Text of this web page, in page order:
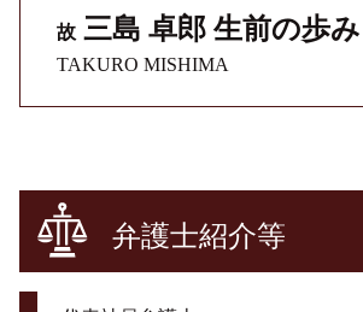
故 三島 卓郎 生前の歩み
TAKURO MISHIMA
弁護士紹介等